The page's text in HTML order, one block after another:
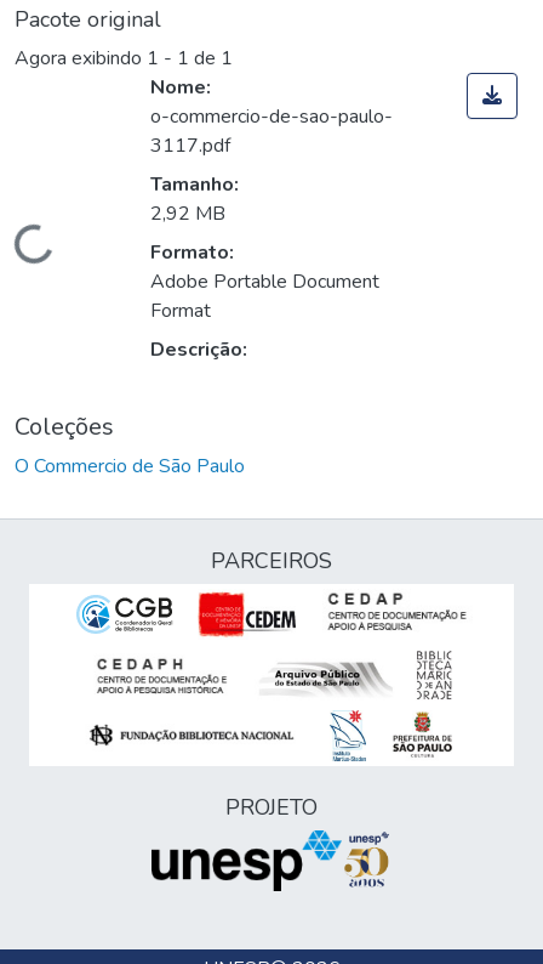
Pacote original
Agora exibindo 1 - 1 de 1
Carregando...
Nome:
o-commercio-de-sao-paulo-
3117.pdf
Tamanho:
2,92 MB
Formato:
Adobe Portable Document
Format
Descrição:
Coleções
O Commercio de São Paulo
PARCEIROS
PROJETO